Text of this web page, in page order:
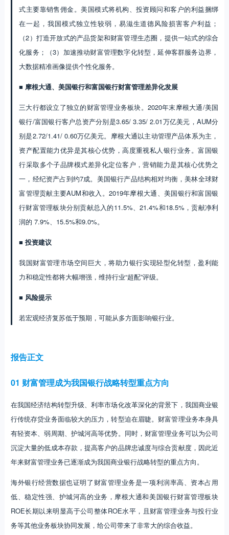
式主要靠销售佣金。美国模式将机构、投资顾问和客户的利益捆绑
在一起，我国模式独立性较弱，易滋生道德风险损害客户利益；
（2）打造开放式的产品货架和财富管理生态圈，提供一站式的综合
化服务；（3）加速推动财富管理数字化转型，延伸客群服务边界，
大数据精准画像提供个性化服务。
■ 摩根大通、美国银行和富国银行财富管理差异化发展
三大行都设立了独立的财富管理业务板块。2020年末摩根大通/美国
银行/富国银行客户总资产分别是3.65/ 3.35/ 2.01万亿美元，AUM分
别是2.72/1.41/ 0.60万亿美元。摩根大通以主动管理产品体系为主，
资产配置能力优异是其核心优势，高度重视私人银行业务。富国银
行采取多个子品牌模式差异化定位客户，营销能力是其核心优势之
一，经纪资产占到约7成。美国银行产品结构相对均衡，美林全球财
富管理贡献主要AUM和收入。2019年摩根大通、美国银行和富国银
行财富管理板块分别贡献总入的11.5%、21.4%和18.5%，贡献净利
润的 7.9%、15.5%和9.0%。
■ 投资建议
我国财富管理市场空间巨大，将助力银行实现轻型化转型，盈利能
力和稳定性都将大幅增强，维持行业“超配”评级。
■ 风险提示
若宏观经济复苏低于预期，可能从多方面影响银行业。
报告正文
01 财富管理成为我国银行战略转型重点方向
在我国经济结构转型升级、利率市场化改革深化的背景下，我国商业银
行传统存贷业务面临较大的压力，转型迫在眉睫。财富管理业务本身具
有轻资本、弱周期、护城河高等优势。同时，财富管理业务可以为公司
沉淀大量的低成本存款，提高客户的品牌忠诚度与综合贡献度，因此近
年来财富管理业务已逐渐成为我国商业银行战略转型的重点方向。
海外银行经营数据也证明了财富管理业务是一项利润率高、资本占用
低、稳定性强、护城河高的业务，摩根大通和美国银行财富管理板块
ROE长期以来明显高于公司整体ROE水平，且财富管理业务与投行业
务等其他业务板块协同发展，给公司带来了非常大的综合收益。